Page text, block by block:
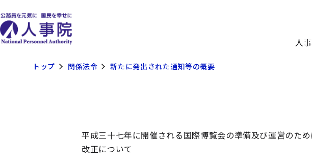
人
トップ 関係法令 新たに発出された通知等の概要
平成三十七年に開催される国際博覧会の準備及び運営のた
改正について